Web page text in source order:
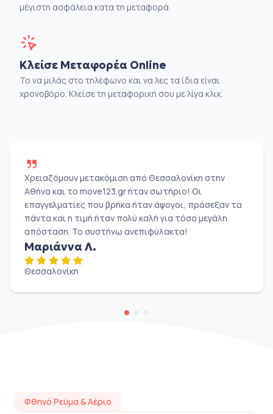
μέγιστη ασφάλεια κατα τη μεταφορά.
Κλείσε Μεταφορέα Online
Το να μιλάς στο τηλέφωνο και να λες τα ίδια είναι
χρονοβόρο. Κλείσε τη μεταφορική σου με λίγα κλικ.
Χρειαζόμουν μετακόμιση από Θεσσαλονίκη στην
Αθήνα και το move123.gr ήταν σωτήριο! Οι
επαγγελματίες που βρήκα ήταν άψογοι, πρόσεξαν τα
πάντα και η τιμή ήταν πολύ καλή για τόσο μεγάλη
απόσταση. Το συστήνω ανεπιφύλακτα!
Μαριάννα Λ.
Θεσσαλονίκη
Φθηνό Ρεύμα & Αέριο